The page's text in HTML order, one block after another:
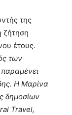
της
ζήτηση
έτους.
των
Η Μαρίνα
δημοσίων
Travel,